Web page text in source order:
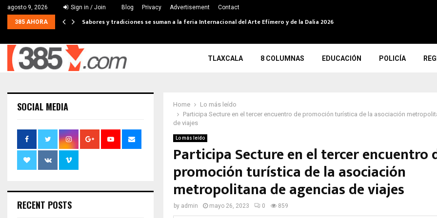
agosto 9, 2026 Sign in / Join Blog Privacy Advertisement Contact
385 AHORA Sabores y tradiciones se suman a la feria Internacional del Arte Efímero y de la Dalia 2026
TLAXCALA 8 COLUMNAS EDUCACIÓN POLICÍA
Home
Lo más leído
Participa Secture en el tercer encuentro de promoción turística de la asociación
de viajes
Lo más leído
Participa Secture en el tercer encuentro
promoción turística de la asociación
metropolitana de agencias de viajes
by admin mayo 26, 2023 0 859
SOCIAL MEDIA
RECENT POSTS